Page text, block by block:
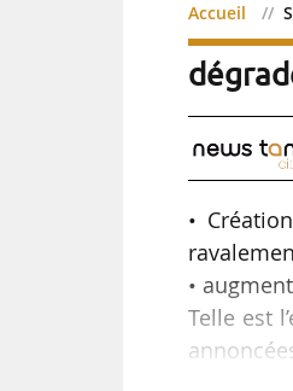
Accueil
Saint-
•
•
Telle est